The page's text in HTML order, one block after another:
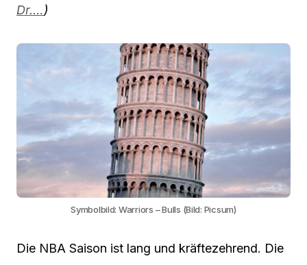
Dr.…)
Symbolbild: Warriors – Bulls (Bild: Picsum)
Die NBA Saison ist lang und kräftezehrend. Die